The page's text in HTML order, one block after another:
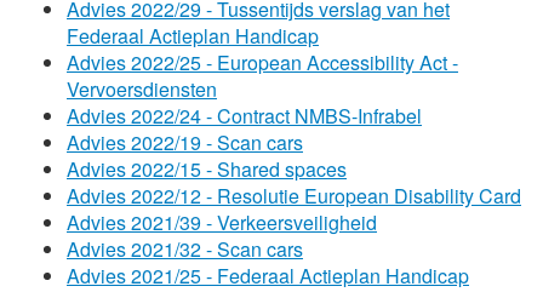
Advies 2022/29 - Tussentijds verslag van het
Federaal Actieplan Handicap
Advies 2022/25 - European Accessibility Act -
Vervoersdiensten
Advies 2022/24 - Contract NMBS-Infrabel
Advies 2022/19 - Scan cars
Advies 2022/15 - Shared spaces
Advies 2022/12 - Resolutie European Disability Card
Advies 2021/39 - Verkeersveiligheid
Advies 2021/32 - Scan cars
Advies 2021/25 - Federaal Actieplan Handicap